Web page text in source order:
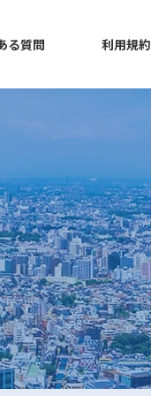
る質問 利用規約